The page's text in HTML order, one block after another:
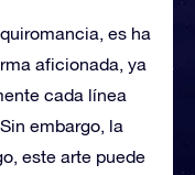
es ha
aficionada, ya
cada línea
embargo, la
este arte puede